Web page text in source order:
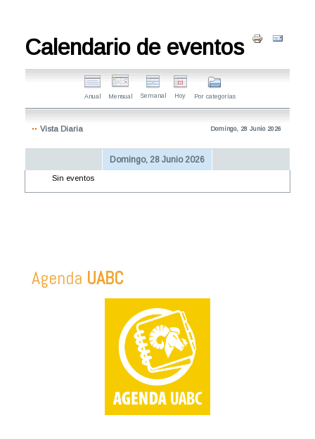
Calendario de eventos
Anual Mensual Semanal Hoy Por categorías
Vista Diaria Domingo, 28 Junio 2026
Domingo, 28 Junio 2026
Sin eventos
Agenda UABC